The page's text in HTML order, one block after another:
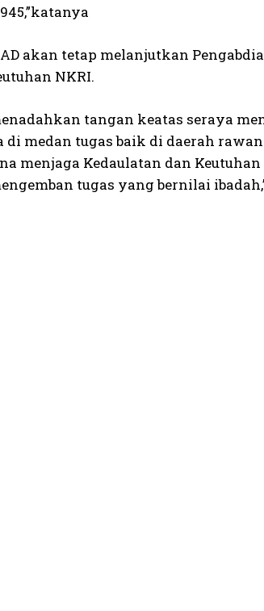
akan tetap melanjutkan
NKRI.
tangan keatas seraya
di medan tugas baik di daerah
menjaga Kedaulatan dan
tugas yang bernilai